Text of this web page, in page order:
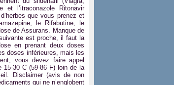
et l’itraconazole Ritonavir
que vous prenez et
le Rifabutine, le
de Assurans. Manque de
est proche, il faut la
en prenant deux doses
doses inférieures, mais les
vous devez faire appel
15-30 C (59-86 F) loin de la
Disclaimer (avis de non
qui ne n’englobent